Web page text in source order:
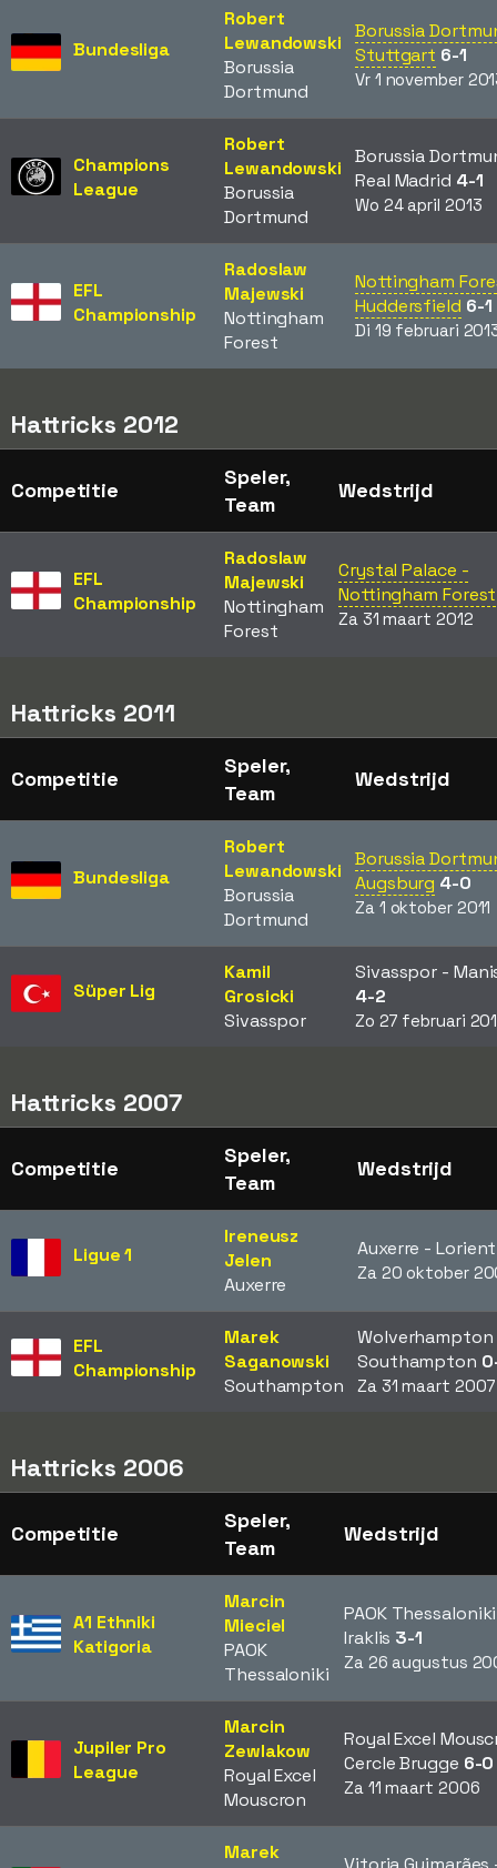
Bundesliga
Robert
Lewandowski
Borussia
Dortmund
Borussia
Stuttgart 6-1
Vr 1 november
Champions
League
Robert
Lewandowski
Borussia
Dortmund
Borussia
Real Madrid 4-1
Wo 24 april 2013
EFL
Championship
Radoslaw
Majewski
Nottingham
Forest
Nottingham
Huddersfield 6-1
Di 19 februari
Hattricks 2012
Competitie
Speler,
Team
Wedstrijd
EFL
Championship
Radoslaw
Majewski
Nottingham
Forest
Crystal Palace -
Nottingham Forest
Za 31 maart 2012
Hattricks 2011
Competitie
Speler,
Team
Wedstrijd
Bundesliga
Robert
Lewandowski
Borussia
Dortmund
Borussia
Augsburg 4-0
Za 1 oktober 2011
Süper Lig
Kamil
Grosicki
Sivasspor
Sivasspor -
4-2
Zo 27 februari
Hattricks 2007
Competitie
Speler,
Team
Wedstrijd
Ligue 1
Ireneusz
Jelen
Auxerre
Auxerre -
Za 20 oktober
EFL
Championship
Marek
Saganowski
Southampton
Southampton
Za 31 maart 2007
Hattricks 2006
Competitie
Speler,
Team
Wedstrijd
A1 Ethniki
Katigoria
Marcin
Mieciel
PAOK
Thessaloniki
PAOK
Iraklis 3-1
Za 26 augustus
Jupiler Pro
League
Marcin
Zewlakow
Royal Excel
Mouscron
Royal Excel
Cercle Brugge 6-0
Za 11 maart 2006
Marek